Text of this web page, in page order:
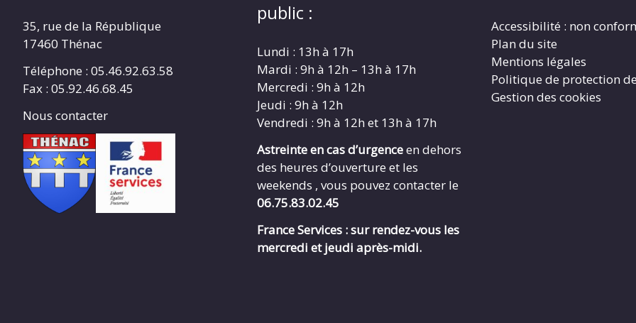
35, rue de la République
17460 Thénac
Téléphone : 05.46.92.63.58
Fax : 05.92.46.68.45
Nous contacter
public :
Lundi : 13h à 17h
Mardi : 9h à 12h – 13h à 17h
Mercredi : 9h à 12h
Jeudi : 9h à 12h
Vendredi : 9h à 12h et 13h à 17h
Astreinte en cas d’urgenceen dehors
des heures d’ouverture et les
weekends , vous pouvez contacter le
06.75.83.02.45
France Services : sur rendez-vous les
mercredi et jeudi après-midi.
Accessibilité : non
Plan du site
Mentions légales
Politique de protection
Gestion des cookies